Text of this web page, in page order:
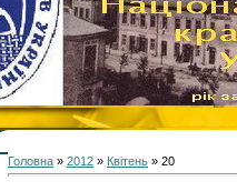
Головна » 2012 » Квітень » 20